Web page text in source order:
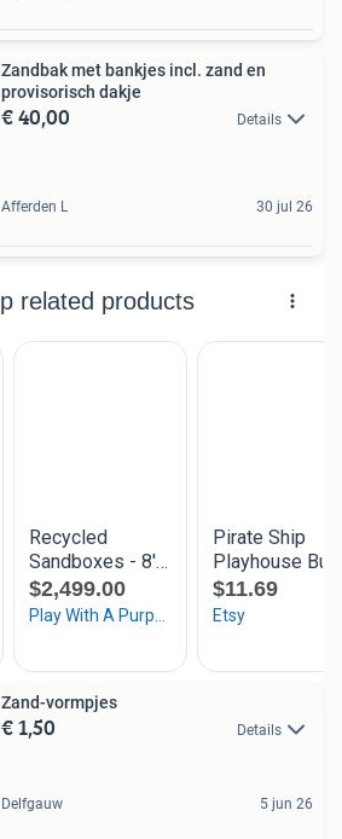
Zandbak met bankjes incl. zand en
provisorisch dakje
€ 40,00 Details
Afferden L 30 jul 26
Zand-vormpjes
€ 1,50 Details
Delfgauw 5 jun 26